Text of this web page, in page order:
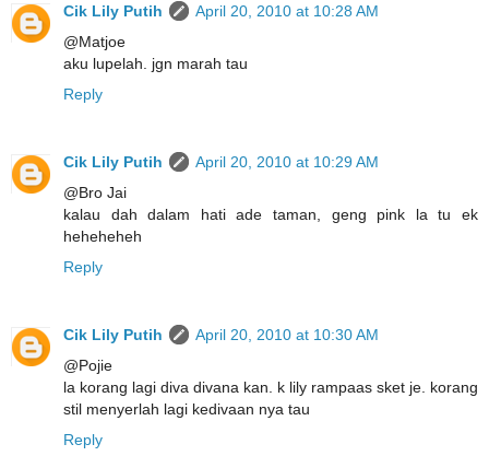
Cik Lily Putih
April 20, 2010 at 10:28 AM
@Matjoe
aku lupelah. jgn marah tau
Reply
Cik Lily Putih
April 20, 2010 at 10:29 AM
@Bro Jai
kalau dah dalam hati ade taman, geng pink la tu ek
heheheheh
Reply
Cik Lily Putih
April 20, 2010 at 10:30 AM
@Pojie
la korang lagi diva divana kan. k lily rampaas sket je. korang
stil menyerlah lagi kedivaan nya tau
Reply